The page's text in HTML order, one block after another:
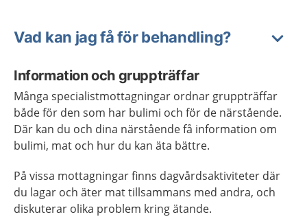
Vad kan jag få för behandling?
Information och gruppträffar
Många specialistmottagningar ordnar gruppträffar
både för den som har bulimi och för de närstående.
Där kan du och dina närstående få information om
bulimi, mat och hur du kan äta bättre.
På vissa mottagningar finns dagvårdsaktiviteter där
du lagar och äter mat tillsammans med andra, och
diskuterar olika problem kring ätande.